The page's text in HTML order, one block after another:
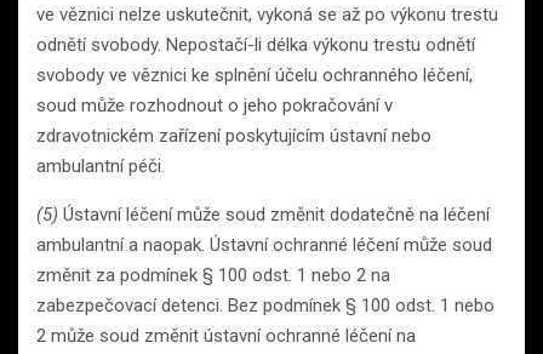
ve věznici nelze uskutečnit, vykoná se až po výkonu trestu
odnětí svobody. Nepostačí-li délka výkonu trestu odnětí
svobody ve věznici ke splnění účelu ochranného léčení,
soud může rozhodnout o jeho pokračování v
zdravotnickém zařízení poskytujícím ústavní nebo
ambulantní péči.
(5) Ústavní léčení může soud změnit dodatečně na léčení
ambulantní a naopak. Ústavní ochranné léčení může soud
změnit za podmínek § 100 odst. 1 nebo 2 na
zabezpečovací detenci. Bez podmínek § 100 odst. 1 nebo
2 může soud změnit ústavní ochranné léčení na